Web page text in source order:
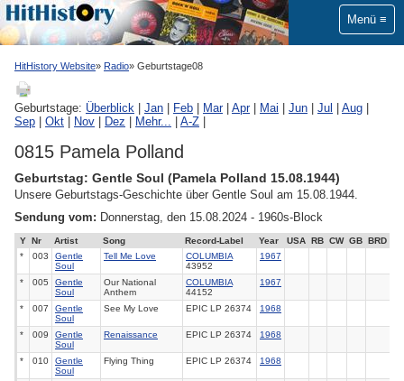
Menü
HitHistory Website Radio Geburtstage08
Geburtstage: Überblick Jan Feb Mar| Apr| Mai Jun Jul Aug
Sep
Okt Nov Dez Mehr... A-Z
0815 Pamela Polland
Geburtstag: Gentle Soul (Pamela Polland 15.08.1944)
Unsere Geburtstags-Geschichte über Gentle Soul am 15.08.1944.
Sendung vom: Donnerstag, den 15.08.2024 - 1960s-Block
Y Nr Artist Song Record-Label Year USA RB CW GB
BRD
*
003
Gentle
Soul
Tell Me Love
COLUMBIA
43952
1967
* 005
Gentle
Soul
Our National
Anthem
COLUMBIA
44152
1967
* 007
Gentle
Soul
See My Love EPIC LP 26374 1968
* 009
Gentle
Soul
Renaissance EPIC LP 26374 1968
* 010
Gentle
Soul
Flying Thing EPIC LP 26374 1968